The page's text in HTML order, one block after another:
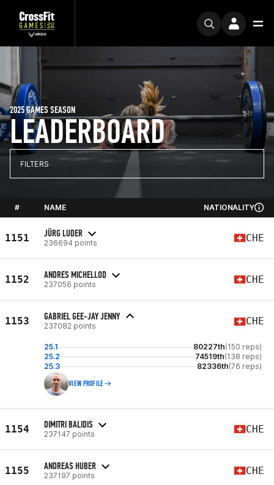
LEADERBOARD
2025 GAMES SEASON
FILTERS
# NAME NATIONALITY
1151 JÜRG LUDER
236694 points CHE
1152 ANDRES MICHELLOD
237056 points CHE
1153 GABRIEL GEE-JAY JENNY
237082 points CHE
25.1 80227th(150 reps)
25.2
74519th(138 reps)
25.3
82336th(76 reps)
VIEW PROFILE
1154 DIMITRI BALIDIS
237147 points CHE
1155 ANDREAS HUBER
237197 points CHE